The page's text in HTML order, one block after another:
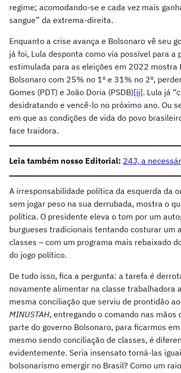
regime; acomodando-se e cada vez mais
sangue” da extrema-direita.
Enquanto a crise avança e Bolsonaro vê seu
já foi, Lula desponta como via possível para
estimulada para as eleições em 2022 mostra
Bolsonaro com 25% no 1º e 31% no 2º,
Gomes (PDT) e João Doria (PSDB)[ii]. Lula já
desidratando e vencê-lo no próximo ano. Ou
em que as condições de vida do povo
face traidora.
Leia também nosso Editorial: 24J, a
A irresponsabilidade política da esquerda da
sem jogar peso na sua derrubada, mostra o
política. O presidente eleva o tom por um
burgueses tradicionais tentando costurar um
classes – com um programa mais rebaixado
do jogo político.
De tudo isso, fica a pergunta: a tarefa é
novamente alimentar na classe trabalhadora
mesma conciliação que serviu de prontidão
MINUSTAH, entregando o comando nas mãos
parte do governo Bolsonaro, para ficarmos
mesmo sendo conciliação de classes, é
evidentemente. Seria insensato torná-las
bolsonarismo emergir no Brasil? Como um